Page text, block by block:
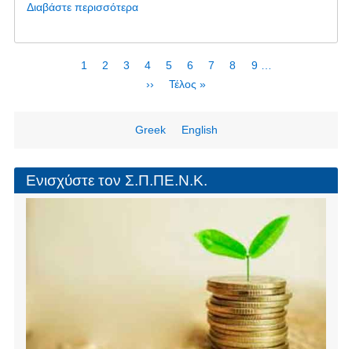
Διαβάστε περισσότεραγια
Αιτήσεις
νέες
ανεμογεννήτριες
Σελιδοποίηση
Τρέχουσα
1 Page
2 Page
3 Page
4 Page
5 Page
6 Page
7 Page
8 Page
9
Next
››
Last
Τέλος »
Greek English
Ενισχύστε τον Σ.Π.ΠΕ.Ν.Κ.